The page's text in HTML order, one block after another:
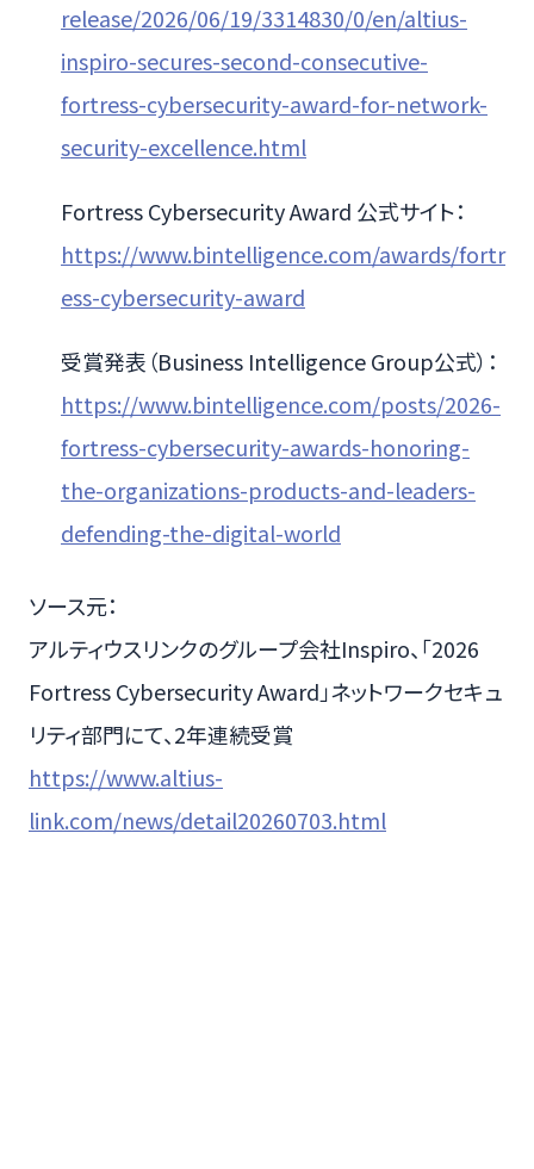
release/2026/06/19/3314830/0/en/altius-
inspiro-secures-second-consecutive-
fortress-cybersecurity-award-for-network-
security-excellence.html
Fortress Cybersecurity Award 公式サイト：
https://www.bintelligence.com/awards/fortr
ess-cybersecurity-award
受賞発表（Business Intelligence Group公式）：
https://www.bintelligence.com/posts/2026-
fortress-cybersecurity-awards-honoring-
the-organizations-products-and-leaders-
defending-the-digital-world
ソース元：
アルティウスリンクのグループ会社Inspiro、「2026
Fortress Cybersecurity Award」ネットワークセキュ
リティ部門にて、2年連続受賞
https://www.altius-
link.com/news/detail20260703.html